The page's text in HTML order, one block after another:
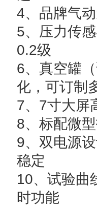
4、品牌气
5、压力传
0.2级
6、真空罐
化，可订制
7、7寸大屏
8、标配微
9、双电源
稳定
10、试验曲
时功能